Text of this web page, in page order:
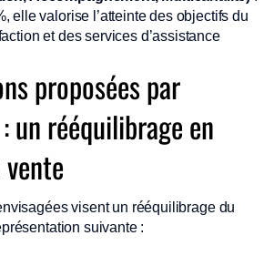
elle valorise l’atteinte des objectifs du
et des services d’assistance
proposées par
un rééquilibrage en
visent un rééquilibrage du
suivante :